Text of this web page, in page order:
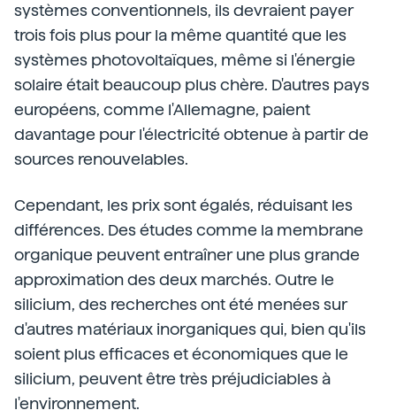
systèmes conventionnels, ils devraient payer
trois fois plus pour la même quantité que les
systèmes photovoltaïques, même si l'énergie
solaire était beaucoup plus chère. D'autres pays
européens, comme l'Allemagne, paient
davantage pour l'électricité obtenue à partir de
sources renouvelables.
Cependant, les prix sont égalés, réduisant les
différences. Des études comme la membrane
organique peuvent entraîner une plus grande
approximation des deux marchés. Outre le
silicium, des recherches ont été menées sur
d'autres matériaux inorganiques qui, bien qu'ils
soient plus efficaces et économiques que le
silicium, peuvent être très préjudiciables à
l'environnement.